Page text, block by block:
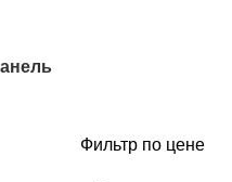
Фильтр по цене